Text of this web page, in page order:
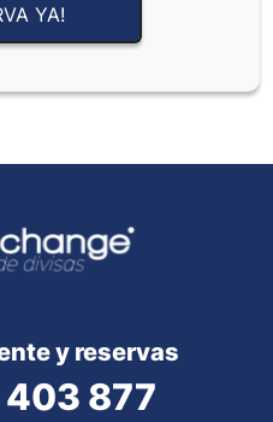
YA!
y reservas
877